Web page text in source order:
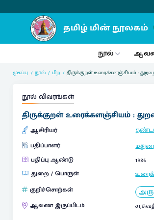
நூல்
முகப்பு நூல் பிற திருக்குறள் உரைக்களஞ்சியம் :
நூல் விவரங்கள்
திருக்குறள் உரைக்களஞ்சியம் :
ஆசிரியர்
பதிப்பாளர்
பதிப்பு ஆண்டு
1986
துறை / பொருள்
குறிச்சொற்கள்
ஆவண இருப்பிடம்